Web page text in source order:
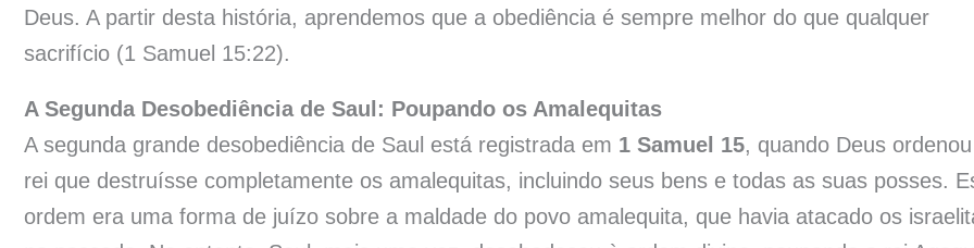
Deus. A partir desta história, aprendemos que a obediência é sempre melhor do que qualquer
sacrifício (1 Samuel 15:22).
A Segunda Desobediência de Saul: Poupando os Amalequitas
A segunda grande desobediência de Saul está registrada em 1 Samuel 15, quando Deus
rei que destruísse completamente os amalequitas, incluindo seus bens e todas as suas posses.
ordem era uma forma de juízo sobre a maldade do povo amalequita, que havia atacado os